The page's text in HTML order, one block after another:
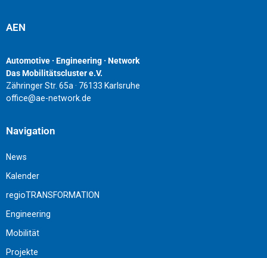
AEN
Automotive · Engineering · Network
Das Mobilitätscluster e.V.
Zähringer Str. 65a · 76133 Karlsruhe
office@ae-network.de
Navigation
News
Kalender
regioTRANSFORMATION
Engineering
Mobilität
Projekte